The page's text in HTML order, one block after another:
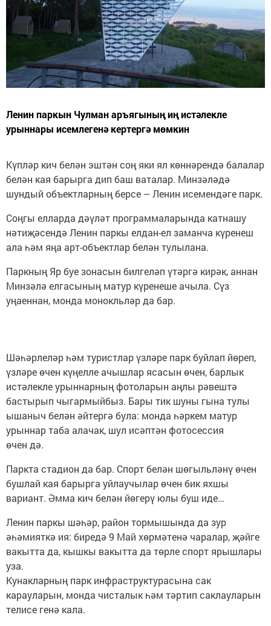
Ленин паркын Чулман аръягының иң истәлекле
урыннары исемлегенә кертергә мөмкин
Күпләр кич белән эштән соң яки ял көннәрендә балалар
белән кая барырга дип баш ваталар. Минзәләдә
шундый объектларның берсе – Ленин исемендәге парк.
Соңгы елларда дәүләт программаларында катнашу
нәтиҗәсендә Ленин паркы елдан-ел заманча күренеш
ала һәм яңа арт-объектлар белән тулылана.
Паркның Яр буе зонасын билгеләп үтәргә кирәк, аннан
Минзәлә елгасының матур күренеше ачыла. Сүз
уңаеннан, монда монокльләр да бар.
Шәһәрлеләр һәм туристлар үзләре парк буйлап йөреп,
үзләре өчен күңелле ачышлар ясасын өчен, барлык
истәлекле урыннарның фотоларын аңлы рәвештә
бастырып чыгармыйбыз. Бары тик шуны гына тулы
ышаныч белән әйтергә була: монда һәркем матур
урыннар таба алачак, шул исәптән фотосессия
өчен дә.
Паркта стадион да бар. Спорт белән шөгыльләнү өчен
бушлай кая барырга уйлаучылар өчен бик яхшы
вариант. Әмма кич белән йөгерү юлы буш иде…
Ленин паркы шәһәр, район тормышында да зур
әһәмияткә ия: биредә 9 Май хөрмәтенә чаралар, җәйге
вакытта да, кышкы вакытта да төрле спорт ярышлары
уза.
Кунакларның парк инфраструктурасына сак
карауларын, монда чисталык һәм тәртип саклауларын
телисе генә кала.